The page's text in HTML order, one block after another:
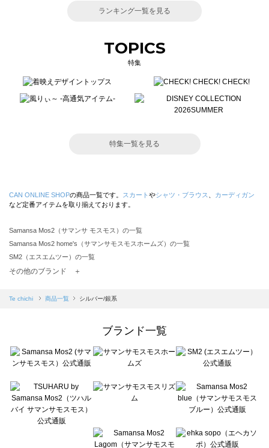
ランキング一覧を見る
TOPICS
特集
特集一覧を見る
CAN ONLINE SHOPの商品一覧です。 スカート やシャツ・ブラウス
カーディガン
など定番アイテムを取り揃えております。
Samansa Mos2（サマンサ モスモス）の一覧
Samansa Mos2 home's（サマンサモスモスホームズ）の一覧
SM2（エスエムツー）の一覧
TSUHARU by Samansa Mos2（ツハルバイサマンサモスモス）の一覧
Samansa Mos2 blue（サマンサモスモス ブルー）の一覧
Te chichi（テチチ）の一覧
Te chichi CLASSIC（テチチ クラシック）の一覧
Lugnoncure（ルノンキュール）の一覧
BETTY'S BLUE（べティーズブルー）の一覧
Wpc.（ワールドパーティー）の一覧
その他のブランド ＋
Te chichi 商品一覧 シルバー/銀系
ブランド一覧